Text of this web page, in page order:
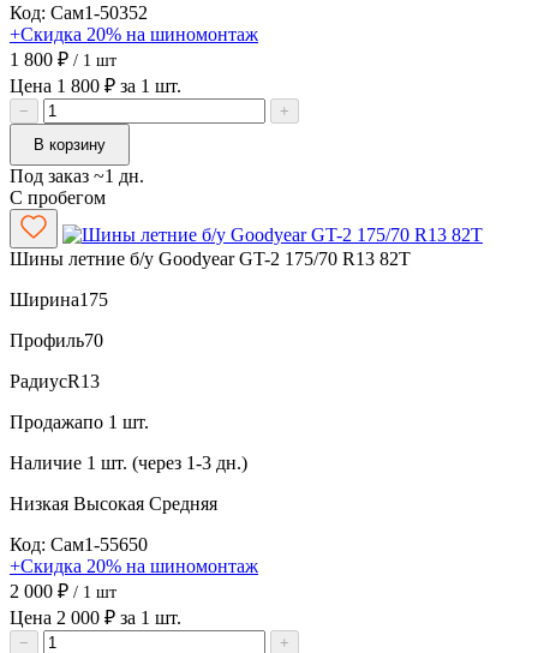
Код: Сам1-50352
+Скидка 20% на шиномонтаж
1 800 ₽ / 1 шт
Цена 1 800 ₽ за 1 шт.
−
+
В корзину
Под заказ ~1 дн.
С пробегом
Шины летние б/у Goodyear GT-2 175/70 R13 82T
Ширина175
Профиль70
РадиусR13
Продажапо 1 шт.
Наличие 1 шт. (через 1-3 дн.)
Низкая Высокая Средняя
Код: Сам1-55650
+Скидка 20% на шиномонтаж
2 000 ₽ / 1 шт
Цена 2 000 ₽ за 1 шт.
−
+